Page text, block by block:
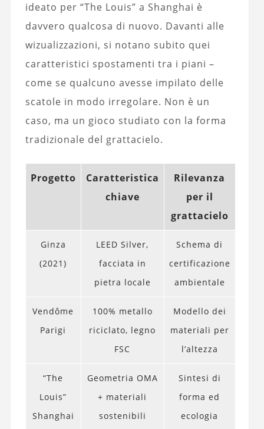
ideato per “The Louis” a Shanghai è
davvero qualcosa di nuovo. Davanti alle
wizualizzazioni, si notano subito quei
caratteristici spostamenti tra i piani –
come se qualcuno avesse impilato delle
scatole in modo irregolare. Non è un
caso, ma un gioco studiato con la forma
tradizionale del grattacielo.
Progetto
Caratteristica
chiave
Rilevanza
per il
grattacielo
Ginza
(2021)
LEED Silver,
facciata in
pietra locale
Schema di
certificazione
ambientale
Vendôme
Parigi
100% metallo
riciclato, legno
FSC
Modello dei
materiali per
l’altezza
“The
Louis”
Shanghai
Geometria OMA
+ materiali
sostenibili
Sintesi di
forma ed
ecologia